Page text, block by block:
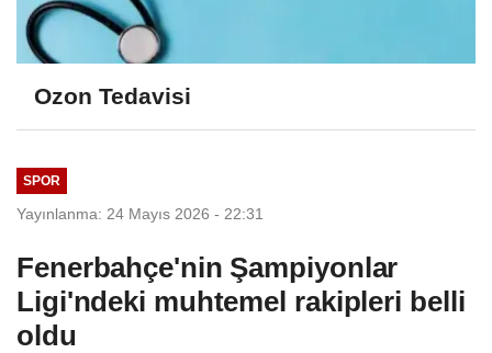
Ozon Tedavisi
SPOR
Yayınlanma: 24 Mayıs 2026 - 22:31
Fenerbahçe'nin Şampiyonlar
Ligi'ndeki muhtemel rakipleri belli
oldu